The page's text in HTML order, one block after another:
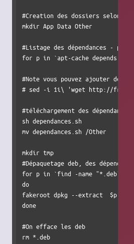
#Creation des dossiers selon la
mkdir App Data Other
#Listage des dépendances - par
for p in `apt-cache depends
#Note vous pouvez ajouter des
# sed -i 1i\ 'wget http://
#téléchargement des dépendances
sh dependances.sh
mv dependances.sh /Other
mkdir tmp
#Dépaquetage deb, des dépendances
for p in `find -name "*.deb"`
do
fakeroot dpkg --extract  $p tmp
done
#On efface les deb
rm *.deb